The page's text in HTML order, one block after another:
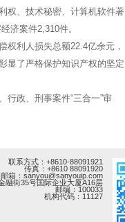
权、技术秘密、计算机软件著
济案件2,310件。
权利人损失总额22.4亿余元，
显了严格保护知识产权的坚定
行政、刑事案件“三合一”审
联系方式：+8610-88091921
传真：+8610 88091920
邮箱：sanyou@sanyouip.com
融街35号国际企业大厦A16层
邮编：100033
机构代码：11127